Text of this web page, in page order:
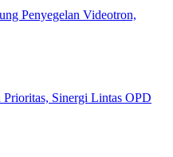
Penyegelan Videotron,
Sinergi Lintas OPD